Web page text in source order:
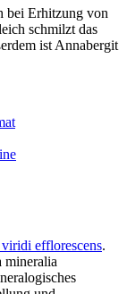
bei Erhitzung von
schmilzt das
ist Annabergit
efflorescens.
mineralia